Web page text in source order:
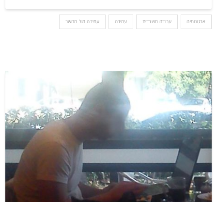
ארגונומיה עבודה משרדית עמידה עמידה מול מחשב